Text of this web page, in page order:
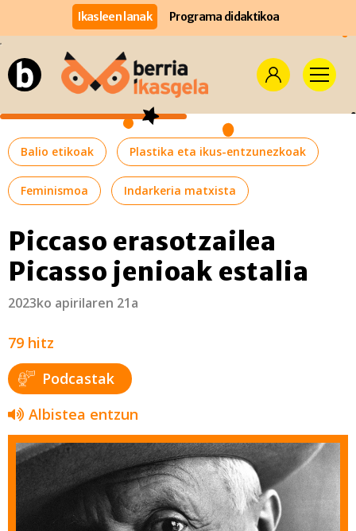
Ikasleen lanak Programa didaktikoa
Balio etikoak Plastika eta ikus-entzunezkoak
Feminismoa Indarkeria matxista
Piccaso erasotzailea
Picasso jenioak estalia
2023ko apirilaren 21a
79 hitz
Podcastak
Albistea entzun